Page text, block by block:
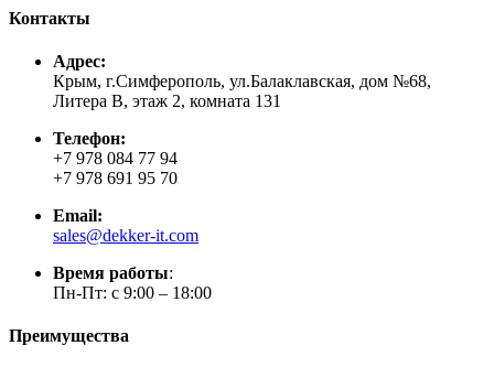
Контакты
Адрес:
Крым, г.Симферополь, ул.Балаклавская, дом №68,
Литера В, этаж 2, комната 131
Телефон:
+7 978 084 77 94
+7 978 691 95 70
Email:
sales@dekker-it.com
Время работы:
Пн-Пт: с 9:00 – 18:00
Преимущества